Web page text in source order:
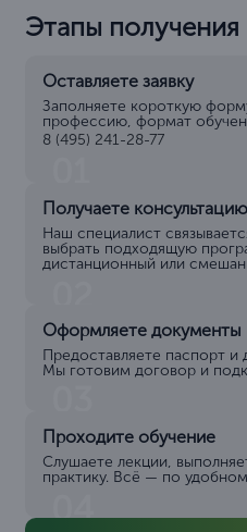
Этапы
Оставляете заявку
Заполняете короткую
профессию, формат
8 (495) 241-28-77
Получаете консультацию
Наш специалист
выбрать подходящую
дистанционный или
Оформляете документы
Предоставляете паспорт и
Мы готовим договор и
Проходите обучение
Слушаете лекции,
практику. Всё — по
04